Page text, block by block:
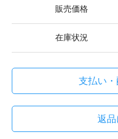
販売価格
在庫状況
支払い
返品